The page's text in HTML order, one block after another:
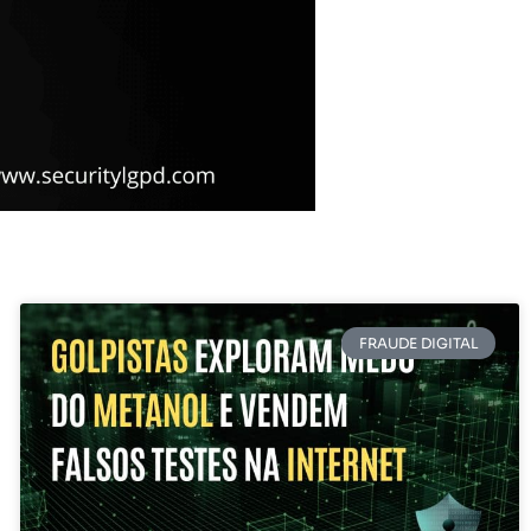
FRAUDE DIGITAL